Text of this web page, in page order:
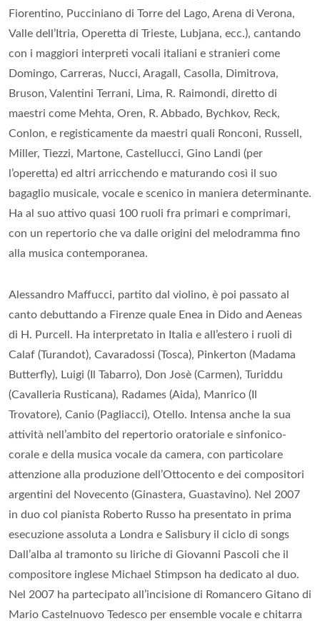
Fiorentino, Pucciniano di Torre del Lago, Arena di Verona,
Valle dell’Itria, Operetta di Trieste, Lubjana, ecc.), cantando
con i maggiori interpreti vocali italiani e stranieri come
Domingo, Carreras, Nucci, Aragall, Casolla, Dimitrova,
Bruson, Valentini Terrani, Lima, R. Raimondi, diretto di
maestri come Mehta, Oren, R. Abbado, Bychkov, Reck,
Conlon, e registicamente da maestri quali Ronconi, Russell,
Miller, Tiezzi, Martone, Castellucci, Gino Landi (per
l’operetta) ed altri arricchendo e maturando così il suo
bagaglio musicale, vocale e scenico in maniera determinante.
Ha al suo attivo quasi 100 ruoli fra primari e comprimari,
con un repertorio che va dalle origini del melodramma fino
alla musica contemporanea.
Alessandro Maffucci, partito dal violino, è poi passato al
canto debuttando a Firenze quale Enea in Dido and Aeneas
di H. Purcell. Ha interpretato in Italia e all’estero i ruoli di
Calaf (Turandot), Cavaradossi (Tosca), Pinkerton (Madama
Butterfly), Luigi (Il Tabarro), Don Josè (Carmen), Turiddu
(Cavalleria Rusticana), Radames (Aida), Manrico (Il
Trovatore), Canio (Pagliacci), Otello. Intensa anche la sua
attività nell’ambito del repertorio oratoriale e sinfonico-
corale e della musica vocale da camera, con particolare
attenzione alla produzione dell’Ottocento e dei compositori
argentini del Novecento (Ginastera, Guastavino). Nel 2007
in duo col pianista Roberto Russo ha presentato in prima
esecuzione assoluta a Londra e Salisbury il ciclo di songs
Dall’alba al tramonto su liriche di Giovanni Pascoli che il
compositore inglese Michael Stimpson ha dedicato al duo.
Nel 2007 ha partecipato all’incisione di Romancero Gitano di
Mario Castelnuovo Tedesco per ensemble vocale e chitarra